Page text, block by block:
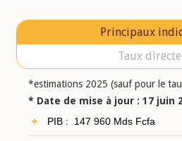
Principaux
Taux
*estimations 2025 (sauf pour le
* Date de mise à jour : 17 juin
PIB : 147 960 Mds Fcfa